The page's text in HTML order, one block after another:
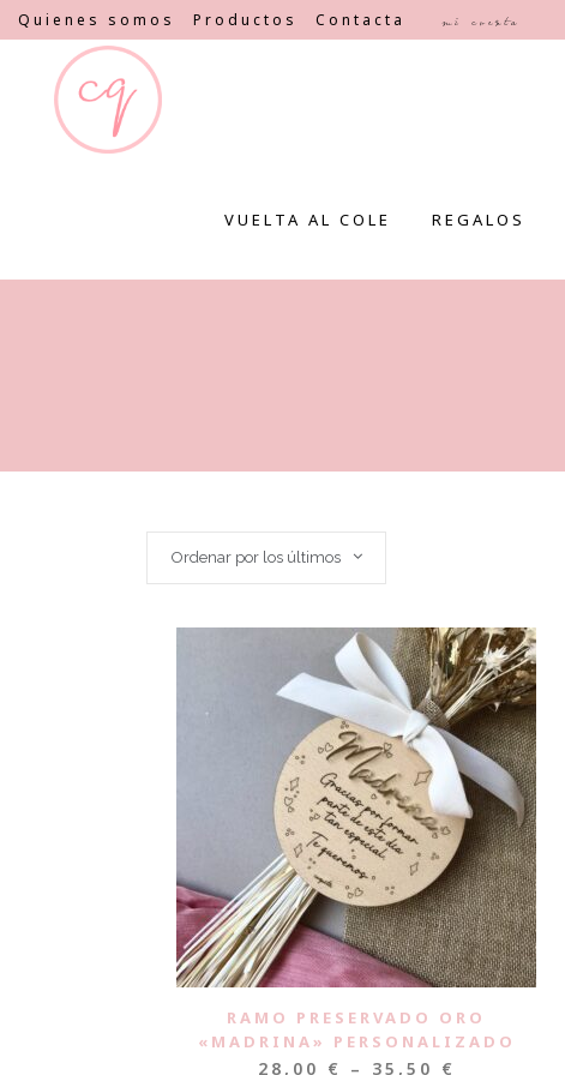
Quienes somos Productos Contacta Mi cuenta
VUELTA AL COLE REGALOS
Ordenar por los últimos
RAMO PRESERVADO ORO
«MADRINA» PERSONALIZADO
28,00 € – 35,50 €